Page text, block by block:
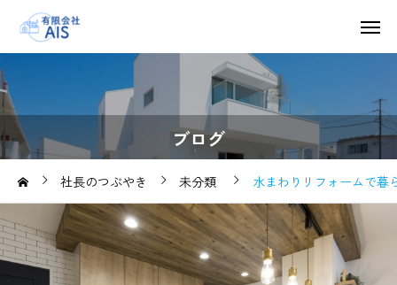
ブログ
社長のつぶやき 未分類 水まわりリフォームで暮